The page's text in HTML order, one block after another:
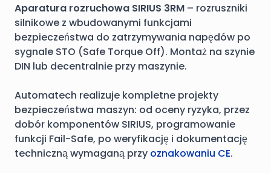
Aparatura rozruchowa SIRIUS 3RM – rozruszniki
silnikowe z wbudowanymi funkcjami
bezpieczeństwa do zatrzymywania napędów po
sygnale STO (Safe Torque Off). Montaż na szynie
DIN lub decentralnie przy maszynie.
Automatech realizuje kompletne projekty
bezpieczeństwa maszyn: od oceny ryzyka, przez
dobór komponentów SIRIUS, programowanie
funkcji Fail-Safe, po weryfikację i dokumentację
techniczną wymaganą przy oznakowaniu CE.